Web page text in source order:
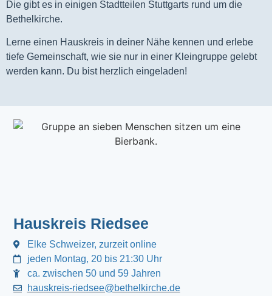
Die gibt es in einigen Stadtteilen Stuttgarts rund um die
Bethelkirche.
Lerne einen Hauskreis in deiner Nähe kennen und erlebe
tiefe Gemeinschaft, wie sie nur in einer Kleingruppe gelebt
werden kann. Du bist herzlich eingeladen!
Hauskreis Riedsee
Elke Schweizer, zurzeit online
jeden Montag, 20 bis 21:30 Uhr
ca. zwischen 50 und 59 Jahren
hauskreis-riedsee@bethelkirche.de